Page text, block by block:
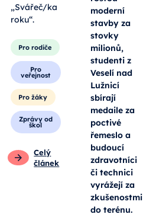
„Svářeč/ka
roku“.
Pro rodiče
Pro
veřejnost
Pro žáky
Zprávy od
škol
Celý
článek
moderní
stavby za
stovky
milionů,
studenti z
Veselí nad
Lužnicí
sbírají
medaile za
poctivé
řemeslo a
budoucí
zdravotníci
či technici
vyrážejí za
zkušenostmi
do terénu.